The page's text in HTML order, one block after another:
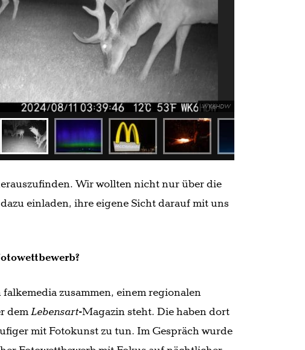
WK6HDW
Wir wollten nicht nur über die
einladen, ihre eigene Sicht darauf mit uns
zusammen, einem regionalen
demLebensart-Magazin steht. Die haben dort
mit Fotokunst zu tun. Im Gespräch wurde